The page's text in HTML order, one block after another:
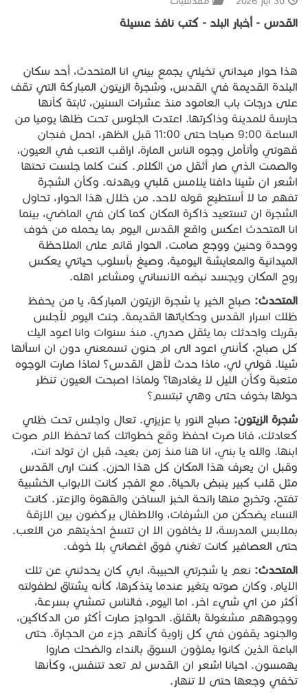
القدس -أخبار البلد - كتب نافذ عسيلة
هذا حوار ميداني تخيلي يجمع بيني انا المتحدث، أحد سكان
البلدة القديمة في القدس، وشجرة الزيتون المباركة التي تقف
على درجات باب العامود منذ عشرات السنين، ثابتة كأنها
حارسة للمدينة وذاكرتها. اعتدت الجلوس تحت ظلها يوميا من
الساعة 9:00 صباحا حتى 11:00 قبل الظهر، احمل فنجان
قهوتي وأتأمل وجوه الناس المارة، اراقب التعب في العيون،
والصمت الذي صار أثقل من الكلام. كنت كلما جلست تحتها
اشعر ان شيئا دافئا يلامس قلبي ويهدئه. وكأن الشجرة
تفهم ما لا أستطيع قوله لاحد. من خلال هذا الحوار، تحاول
الشجرة ان تستعيد ذاكرة المكان كما كان في الماضي، بينما
انا المتحدث اعكس واقع القدس اليوم بما يحمله من خوف
ووحدة وحنين ووجع صامت. الحوار قائم على الملاحظة
الميدانية والمعايشة اليومية، وصيغ بأسلوب حياتي يعكس
روح المكان ويجسد نبضه الانساني ومشاعر اهله.
المتحدث: صباح الخير يا شجرة الزيتون المباركة، يا من يحفظ
ظلك اسرار القدس وحكاياتها القديمة. جئت اليوم لأجلس
بقربك واحدثك بما يثقل صدري. منذ سنوات وانا اعود اليك
كل صباح، كأنني اعود الى ام حنون تسمعني دون ان اسألها
شيئا. قولي لي، ماذا حدث لأهل القدس؟ لماذا صارت الوجوه
متعبة وكأن الليل لا يغادرها؟ ولماذا اصبحت العيون تنظر
حولها بخوف حتى وهي تبتسم؟
شجرة الزيتون: صباح النور يا عزيزي. تعال واجلس تحت ظلي
كعادتك، فانا صرت احفظ وقع خطواتك كما تحفظ الام صوت
ابنها. والله يا بني، انا هنا منذ زمن بعيد، قبل ان تولد انت،
وقبل ان يعرف هذا المكان كل هذا الحزن. كنت ارى القدس
مثل قلب كبير ينبض بالحياة. مع الفجر كانت الابواب الخشبية
تفتح، وتخرج منها رائحة الخبز الساخن والقهوة والزعتر. كانت
النساء يضحكن من الشرفات، والاطفال يركضون بين الازقة
بملابس المدرسة، لا يخافون الا ان تتسخ احذيتهم من اللعب.
حتى العصافير كانت تغني فوق اغصاني بلا خوف.
المتحدث: نعم يا شجرتي الحبيبة، ابي كان يحدثني عن تلك
الايام، وكان صوته يتغير عندما يتذكرها، كأنه يشتاق لطفولته
أكثر من اي شيء اخر. اما اليوم، فالناس تمشي بسرعة،
ووجوههم مشغولة بالقلق. الحواجز صارت أكثر من الدكاكين،
والجنود يقفون في كل زاوية كأنهم جزء من الحجارة. حتى
الباعة الذين كانوا يملؤون السوق بالنداء والضحك صاروا
يهمسون. احيانا اشعر ان القدس لم تعد تتنفس، وكأنها
تخفي وجعها حتى لا تنهار.